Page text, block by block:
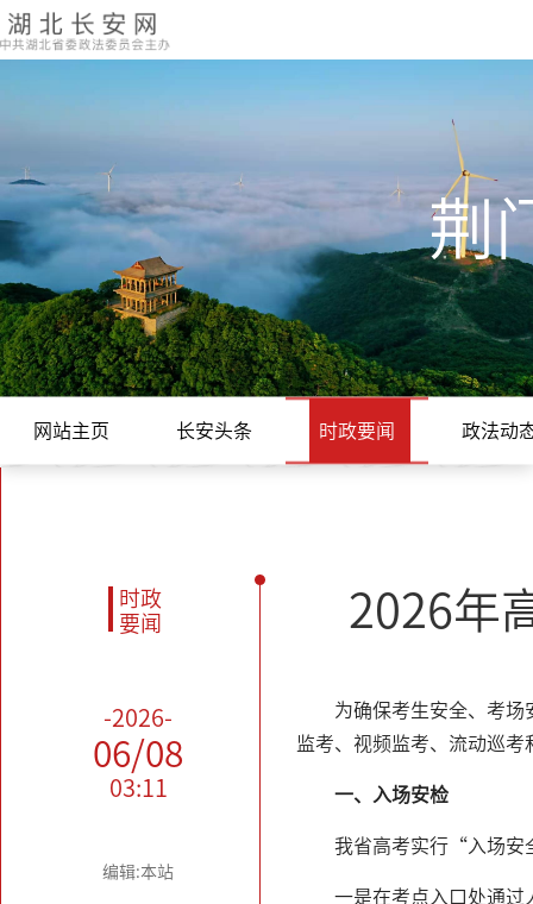
荆
网站主页 长安头条 时政要闻 政法动
时政
要闻
-2026-
06/08
03:11
编辑:本站
2026年
为确保考生安全、考
监考、视频监考、流动巡
一、入场安检
我省高考实行“入场安
一是在考点入口处通过